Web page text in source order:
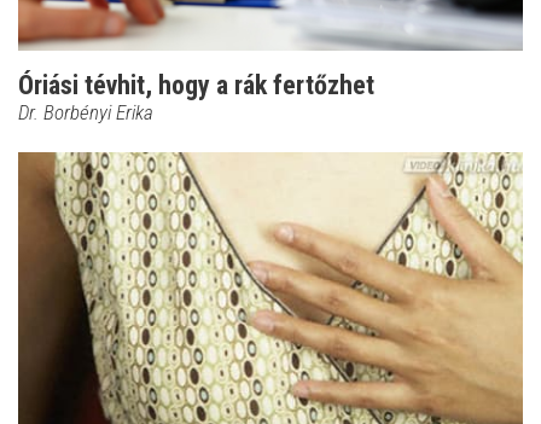
Óriási tévhit, hogy a rák fertőzhet
Dr. Borbényi Erika